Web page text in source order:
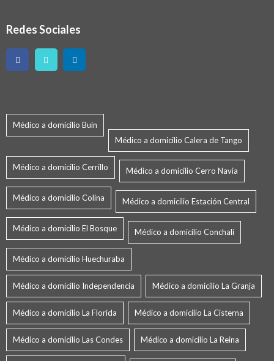
Redes Sociales
Médico a domicilio Buin
Médico a domicilio Calera de Tango
Médico a domicilio Cerrillo Médico a domicilio Cerro Navia
Médico a domicilio Colina Médico a domicilio Estación Central
Médico a domicilio El Bosque Médico a domicilio Conchalí
Médico a domicilio Huechuraba
Médico a domicilio Independencia Médico a domicilio La Granja
Médico a domicilio La Florida Médico a domicilio La Cisterna
Médico a domicilio Las Condes Médico a domicilio La Reina